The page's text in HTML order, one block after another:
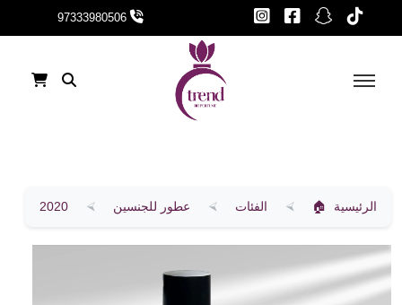
97333980506
الرئيسية الفئات عطور للجنسين 2020